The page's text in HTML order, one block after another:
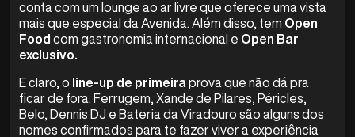
conta com um lounge ao ar livre que oferece uma vista
mais que especial da Avenida. Além disso, tem Open
Food com gastronomia internacional e Open Bar
exclusivo.
E claro, o line-up de primeira prova que não dá pra
ficar de fora: Ferrugem, Xande de Pilares, Péricles,
Belo, Dennis DJ e Bateria da Viradouro são alguns dos
nomes confirmados para te fazer viver a experiência